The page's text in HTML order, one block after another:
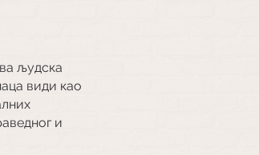
људска
види као
и